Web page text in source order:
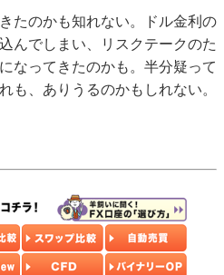
たのかも知れない。ドル金利の
んでしまい、リスクテークのた
なってきたのかも。半分疑って
も、ありうるのかもしれない。